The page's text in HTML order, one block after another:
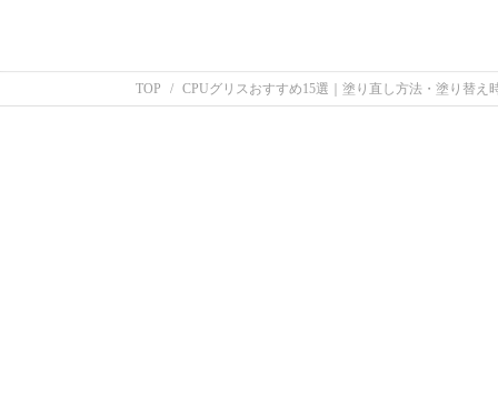
TOP CPUグリスおすすめ15選｜塗り直し方法・塗り替え